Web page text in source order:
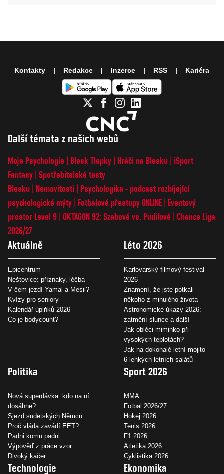
Další témata z našich webů
Moje Psychologie Blesk Tlapky Hráči na Blesku
iSport
Fantasy Spotřebitelské testy
Blesku
Nemovitosti
Psychologika - podcast rozbíjející
psychologické mýty
Fotbalové přestupy ONLINE
Eventový
prostor Level 9 OKTAGON 92: Szabová vs. Pudilová
Chance Liga
2026/27
Aktuálně
Epicentrum
Neštovice: příznaky, léčba
V čem jezdí Yamal a Mesii?
Kvízy pro seniory
Kalendář úplňků 2026
Co je bodycount?
Léto 2026
Karlovarský filmový festival
2026
Znamení, že jste potkali
někoho z minulého života
Astronomické úkazy 2026:
zatmění slunce a další
Jak obléci miminko při
vysokých teplotách?
Jak na dokonalé letní mojito
6 lehkých letních salátů
Politika
Nová superdávka: kdo na ní
dosáhne?
Sjezd sudetských Němců
Proč vláda zavádí EET?
Padni komu padni
Výpověď z práce vzor
Divoký kačer
Sport 2026
MMA
Fotbal 2026/27
Hokej 2026
Tenis 2026
F1 2026
Atletika 2026
Cyklistika 2026
Technologie Ekonomika
Kontakty Redakce Inzerce RSS Kariéra